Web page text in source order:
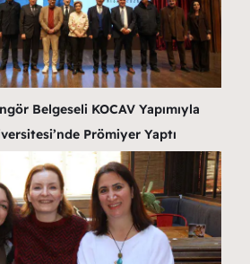
Belgeseli KOCAV Yapımıyla
Prömiyer Yaptı